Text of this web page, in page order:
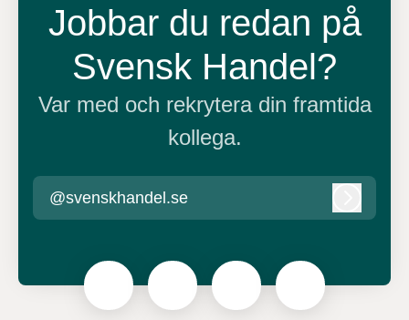
Jobbar du redan på
Svensk Handel?
Var med och rekrytera din framtida
kollega.
@svenskhandel.se